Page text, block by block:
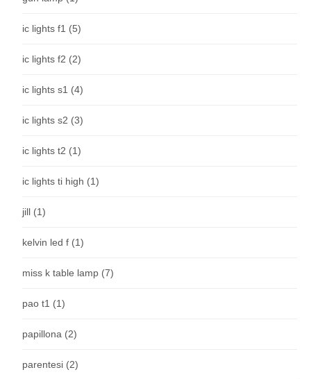
ic lights f1 (5)
ic lights f2 (2)
ic lights s1 (4)
ic lights s2 (3)
ic lights t2 (1)
ic lights ti high (1)
jill (1)
kelvin led f (1)
miss k table lamp (7)
pao t1 (1)
papillona (2)
parentesi (2)